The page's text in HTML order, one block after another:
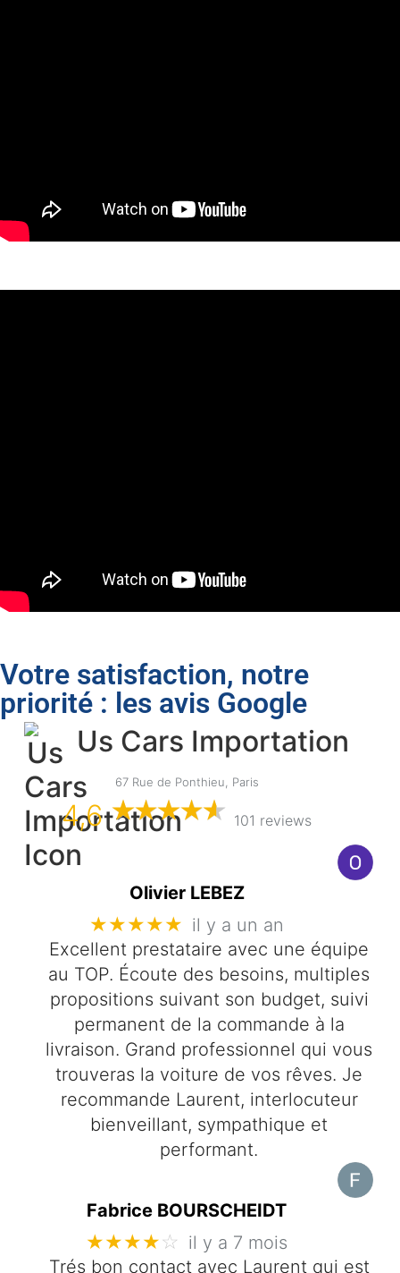
Votre satisfaction, notre
priorité : les avis Google
Us Cars Importation
67 Rue de Ponthieu, Paris
4,6 101 reviews
Olivier LEBEZ
★★★★★ il y a un an
Excellent prestataire avec une équipe
au TOP. Écoute des besoins, multiples
propositions suivant son budget, suivi
permanent de la commande à la
livraison. Grand professionnel qui vous
trouveras la voiture de vos rêves. Je
recommande Laurent, interlocuteur
bienveillant, sympathique et
performant.
Fabrice BOURSCHEIDT
★★★★☆ il y a 7 mois
Trés bon contact avec Laurent qui est